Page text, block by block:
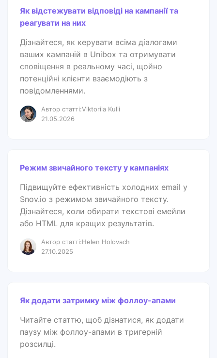
Як відстежувати відповіді на кампанії та
реагувати на них
Дізнайтеся, як керувати всіма діалогами
ваших кампаній в Unibox та отримувати
сповіщення в реальному часі, щойно
потенційні клієнти взаємодіють з
повідомленнями.
Автор статті:Viktoriia Kulii
21.05.2026
Режим звичайного тексту у кампаніях
Підвищуйте ефективність холодних email у
Snov.io з режимом звичайного тексту.
Дізнайтеся, коли обирати текстові емейли
або HTML для кращих результатів.
Автор статті:Helen Holovach
27.10.2025
Як додати затримку між фоллоу-апами
Читайте статтю, щоб дізнатися, як додати
паузу між фоллоу-апами в тригерній
розсилці.